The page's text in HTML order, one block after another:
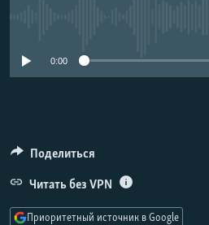
ПОДПИШИТЕСЬ НА РАССЫЛКУ
Все сайты РСЕ/РС
0:00
Поделиться
Читать без VPN
Приоритетный источник в Google